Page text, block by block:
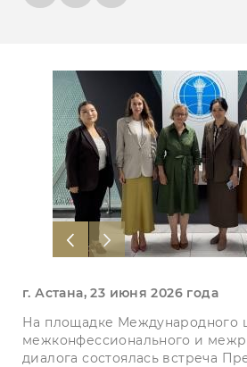
г. Астана, 23 июня 2026 года
На площадке Международного
межконфессионального и
диалога состоялась встреча